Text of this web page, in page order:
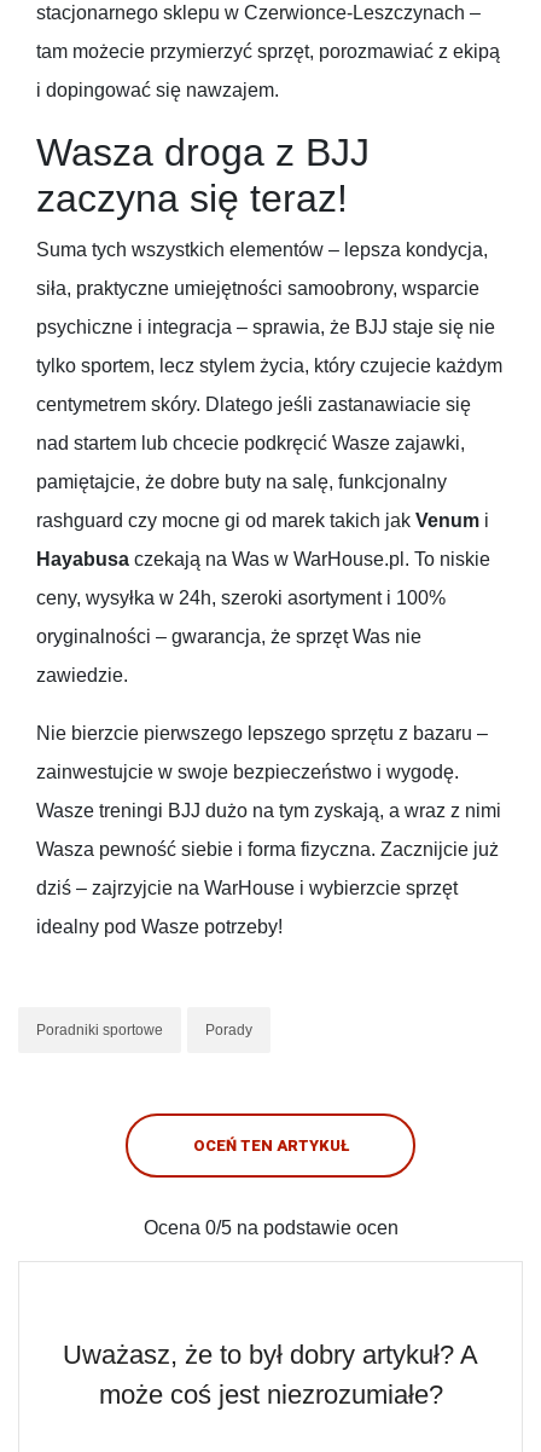
stacjonarnego sklepu w Czerwionce-Leszczynach –
tam możecie przymierzyć sprzęt, porozmawiać z ekipą
i dopingować się nawzajem.
Wasza droga z BJJ
zaczyna się teraz!
Suma tych wszystkich elementów – lepsza kondycja,
siła, praktyczne umiejętności samoobrony, wsparcie
psychiczne i integracja – sprawia, że BJJ staje się nie
tylko sportem, lecz stylem życia, który czujecie każdym
centymetrem skóry. Dlatego jeśli zastanawiacie się
nad startem lub chcecie podkręcić Wasze zajawki,
pamiętajcie, że dobre buty na salę, funkcjonalny
rashguard czy mocne gi od marek takich jak Venum i
Hayabusa czekają na Was w WarHouse.pl. To niskie
ceny, wysyłka w 24h, szeroki asortyment i 100%
oryginalności – gwarancja, że sprzęt Was nie
zawiedzie.
Nie bierzcie pierwszego lepszego sprzętu z bazaru –
zainwestujcie w swoje bezpieczeństwo i wygodę.
Wasze treningi BJJ dużo na tym zyskają, a wraz z nimi
Wasza pewność siebie i forma fizyczna. Zacznijcie już
dziś – zajrzyjcie na WarHouse i wybierzcie sprzęt
idealny pod Wasze potrzeby!
Poradniki sportowe Porady
OCEŃ TEN ARTYKUŁ
Ocena 0/5 na podstawie ocen
Uważasz, że to był dobry artykuł? A
może coś jest niezrozumiałe?